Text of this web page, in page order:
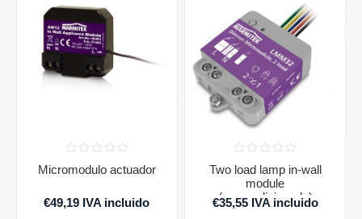
Micromodulo actuador
€49,19 IVA incluido
Two load lamp in-wall
module
(reacondicionado)
€35,55 IVA incluido